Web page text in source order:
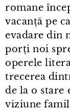
romane
vacanță pe
evadare din
porți noi
operele
trecerea
de la o stare
viziune